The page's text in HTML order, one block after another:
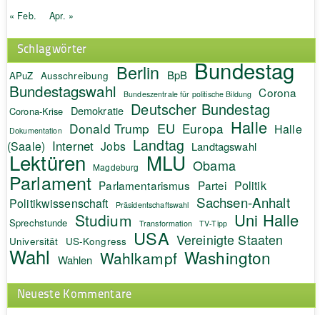
« Feb. Apr. »
Schlagwörter
APuZ Ausschreibung Berlin BpB Bundestag
Bundestagswahl Bundeszentrale für politische Bildung Corona
Corona-Krise Demokratie Deutscher Bundestag
Dokumentation Donald Trump EU Europa Halle Halle
(Saale) Internet Jobs Landtag Landtagswahl
Lektüren Magdeburg MLU Obama
Parlament Parlamentarismus Partei Politik
Politikwissenschaft Präsidentschaftswahl Sachsen-Anhalt
Sprechstunde Studium Transformation TV-Tipp Uni Halle
Universität US-Kongress USA Vereinigte Staaten
Wahl Wahlen Wahlkampf Washington
Neueste Kommentare